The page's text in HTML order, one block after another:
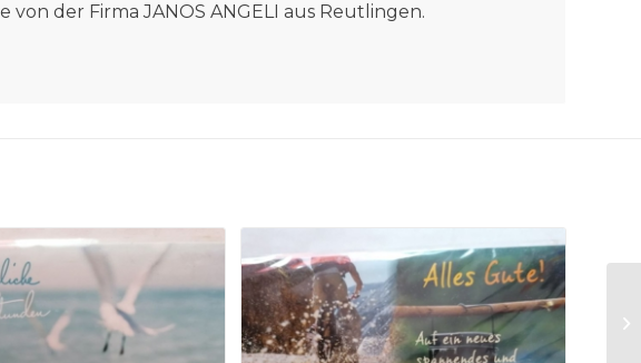
von der Firma JANOS ANGELI aus Reutlingen.